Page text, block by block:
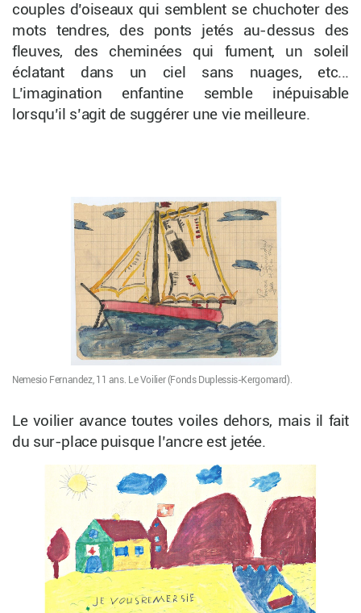
couples d’oiseaux qui semblent se chuchoter des
mots tendres, des ponts jetés au-dessus des
fleuves, des cheminées qui fument, un soleil
éclatant dans un ciel sans nuages, etc...
L’imagination enfantine semble inépuisable
lorsqu’il s’agit de suggérer une vie meilleure.
Nemesio Fernandez, 11 ans. Le Voilier (Fonds Duplessis-Kergomard).
Le voilier avance toutes voiles dehors, mais il fait
du sur-place puisque l’ancre est jetée.